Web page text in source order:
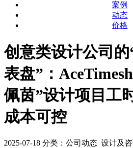
案例
动态
价格
创意类设计公司
表盘”：
佩茵”设计项目工
成本可控
2025-07-18 分类：公司动态 设计及